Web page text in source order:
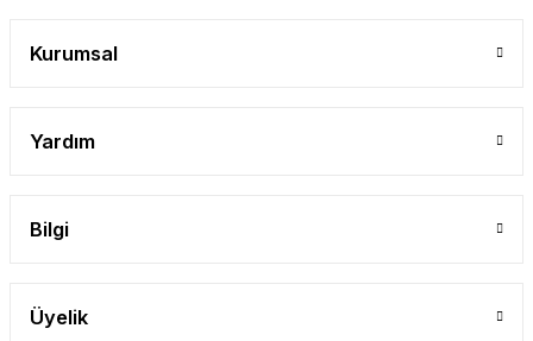
Kurumsal
Yardım
Bilgi
Üyelik